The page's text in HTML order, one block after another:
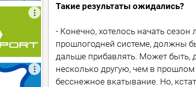
Такие результаты ожидались?
- Конечно, хотелось начать
прошлогодней системе, должны
дальше прибавлять. Может быть,
несколько другую, чем в прошлом
бесснежное вкатывание. Но,